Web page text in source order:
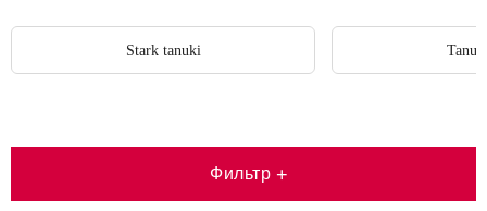
Stark tanuki
Фильтр +